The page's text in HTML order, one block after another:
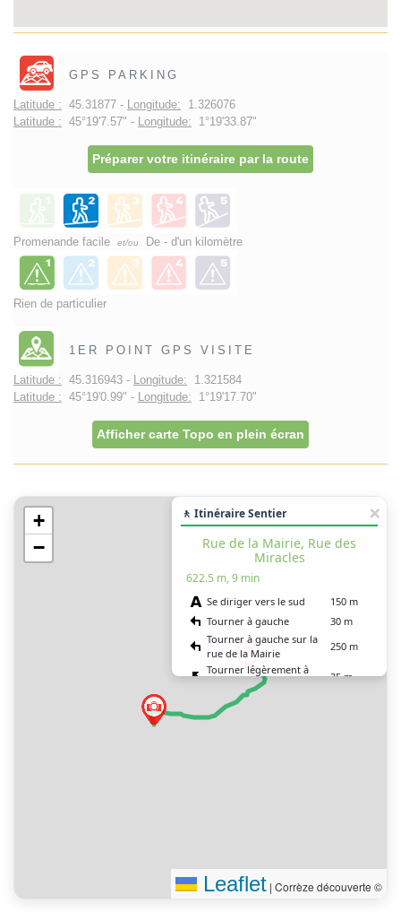
GPS PARKING
Latitude : 45.31877 - Longitude: 1.326076
Latitude : 45°19'7.57" - Longitude: 1°19'33.87"
Préparer votre itinéraire par la route
Promenande facile et/ou De - d'un kilomètre
Rien de particulier
1ER POINT GPS VISITE
Latitude : 45.316943 - Longitude: 1.321584
Latitude : 45°19'0.99" - Longitude: 1°19'17.70"
Afficher carte Topo en plein écran
+
−
🚶 Itinéraire Sentier
Rue de la Mairie, Rue des
Miracles
622.5 m, 9 min
Se diriger vers le sud
150 m
Tourner à gauche
30 m
Tourner à gauche sur la
rue de la Mairie
250 m
Tourner légèrement à
35 m
Tenir la gauche à
l’embranchement
Leaflet | Corrèze découverte ©